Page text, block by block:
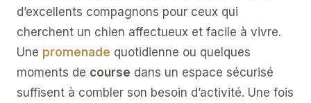
d’excellents compagnons pour ceux qui
cherchent un chien affectueux et facile à vivre.
Une promenade quotidienne ou quelques
moments de course dans un espace sécurisé
suffisent à combler son besoin d’activité. Une fois